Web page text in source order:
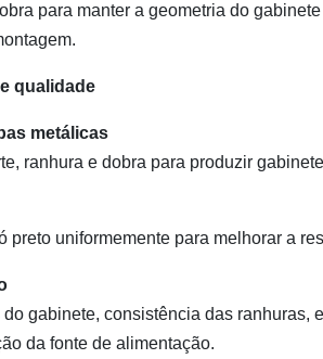
para manter a geometria do
qualidade
metálicas
ranhura e dobra para produzir
preto uniformemente para melhorar a
do gabinete, consistência das
da fonte de alimentação.